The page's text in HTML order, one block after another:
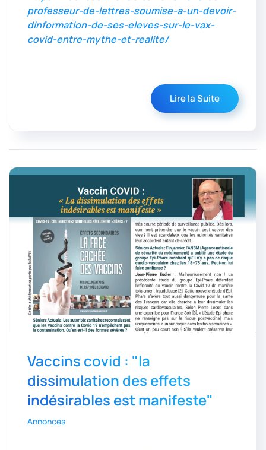
professeur-de-lettres-soumise-a-un-devoir-
dinformation-de-ses-eleves-sur-le-vax-
covid-entre-mythe-et-realite/
Lire la Suite
Vaccins covid : "la
dissimulation des effets
indésirables est manifeste"
Annonces